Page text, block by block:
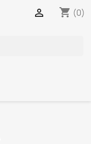
shopping_cart (0)
